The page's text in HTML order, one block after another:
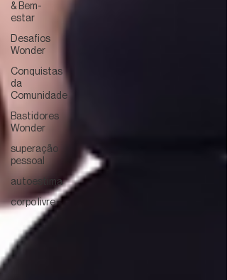
& Bem-
estar
Desafios
Wonder
Conquistas
da
Comunidade
Bastidores
Wonder
superação
pessoal
autoestima
corpo livre